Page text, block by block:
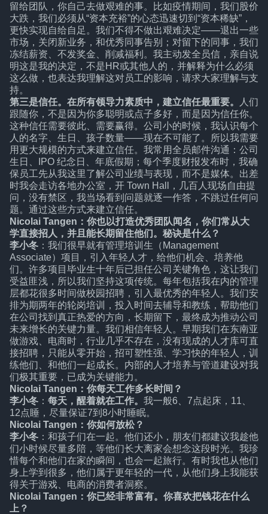
留给团队，你自己去做艰难的事。比如疫情期间，我们股价
大跌，我们必须从“资本充裕”的心态迅速切到“资本稀缺”，
更快实现自给自足。我们不得不做出艰难决定——退出一些
市场，关闭新业务，和优秀同事告别；对留下的同事，我们
冻结薪资、不发奖金、削减福利。我主动发全员信，亲自说
明这是我的决定，不是HR或其他人的，并解释为什么必须
这么做，也表达我理解这对员工的影响，请求大家理解与支
持。
第三是信任。在所有领导力素质中，建立信任最重要。
人们
跟随你，不是因为你多聪明或点子多好，而是因为信任你。
这种信任需要彼此、需要赢得。公司小的时候，我认识每个
人的名字、生日、孩子数量——现在不可能了。所以我需要
用更大规模的方式来建立信任。我常用全员邮件沟通：公司
生日、IPO 纪念日、年底假期；每个季度财报发布时，我确
保员工先从我这里了解公司业绩与表现，而不是媒体。出差
时我会走访各地办公室，开 Town Hall，几百人现场自由提
问，没有禁区，我当场看到问题就逐一作答，不跳过任何问
题。通过这些方式来建立信任。
Nicolai Tangen：你也以打造优秀团队闻名，你们常从大
学直接招人，并且能长期留住他们。秘诀是什么？
李小冬 ：我们很早就有管理培训生（Management
Associate）项目，引入年轻人才，给他们机会、培养他
们。许多项目毕业生十年后已担任公司关键角色，这让我们
受益匪浅，所以我们坚持这项传统。每年包括我在内的管理
层都花很多时间做校园招聘，引入最优秀的年轻人。我们安
排为期两年的轮岗培训，投入时间去辅导和教练，帮助他们
在公司找到真正热爱的方向，长期留下，最终成为推动公司
未来增长的关键力量。我们相信年轻人。早期我们在东南亚
做游戏、电商时，行业几乎不存在，没有现成的人才库可直
接招聘，只能从零开始，招可塑性强、学习快的年轻人，训
练他们、和他们一起成长。内部的人才培养与管道建设对我
们极其重要，已成为关键能力。
Nicolai Tangen：你每天工作多长时间？
李小冬 ： 每天，醒着就在工作。 我一般6、7点起床，11、
12点睡，尽量保证7到8小时睡眠。
Nicolai Tangen：你如何放松？
李小冬 ：和孩子们在一起。他们还小，朋友们都建议我趁他
们小时候尽量多陪，等他们长大离家会想念这段时光。我珍
惜每个和他们在家的瞬间，也会一起旅行。有时我也从他们
身上学到很多，他们属于更年轻的一代，从他们身上我能获
得关于游戏、电商的消费者洞察。
Nicolai Tangen：你已经非常富有。你喜欢把钱花在什么
上？